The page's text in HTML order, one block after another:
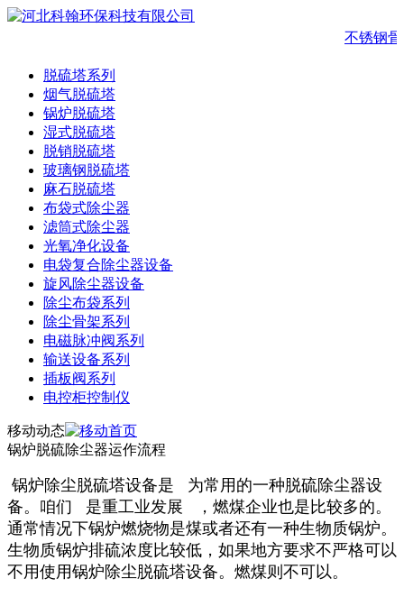
不锈钢骨
脱硫塔系列
烟气脱硫塔
锅炉脱硫塔
湿式脱硫塔
脱销脱硫塔
玻璃钢脱硫塔
麻石脱硫塔
布袋式除尘器
滤筒式除尘器
光氧净化设备
电袋复合除尘器设备
旋风除尘器设备
除尘布袋系列
除尘骨架系列
电磁脉冲阀系列
输送设备系列
插板阀系列
电控柜控制仪
移动动态
锅炉脱硫除尘器运作流程
锅炉除尘脱硫塔设备是 为常用的一种脱硫除尘器设
备。咱们 是重工业发展 ，燃煤企业也是比较多的。
通常情况下锅炉燃烧物是煤或者还有一种生物质锅炉。
生物质锅炉排硫浓度比较低，如果地方要求不严格可以
不用使用锅炉除尘脱硫塔设备。燃煤则不可以。